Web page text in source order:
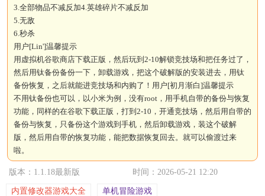
3.全部物品不减反加4.英雄碎片不减反加
5.无敌
6.秒杀
用户[Lin']温馨提示
用虚拟机谷歌商店下载正版，然后玩到2-10解锁竞技场和把任务过了，
然后用钛备份备份一下，卸载游戏，把这个破解版的安装进去，用钛
备份恢复，之后就能进竞技场和内购了！用户[初月渐白]温馨提示
不用钛备份也可以，以小米为例，没有root，用手机自带的备份与恢复
功能，同样的在谷歌下载正版，打到2-10，开通竞技场，然后用自带的
备份与恢复，只备份这个游戏到手机，然后卸载游戏，装这个破解
版，然后用自带的恢复功能，能把数据恢复回去。就可以偷渡过来
啦。
版本：1.1.18最新版 时间：2026-05-21 12:20
内置修改器游戏大全 单机冒险游戏